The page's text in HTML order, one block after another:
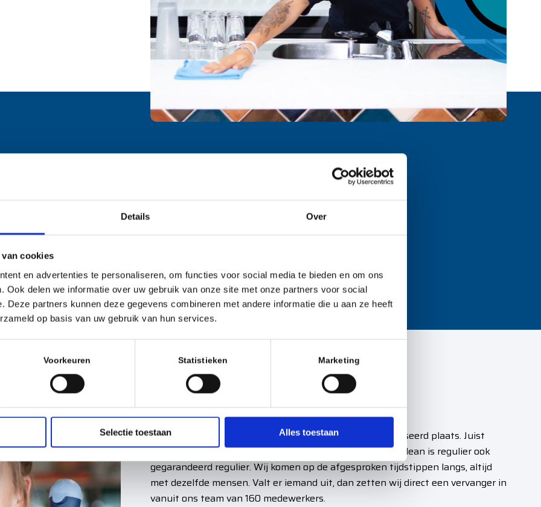
Details Over
van cookies
en advertenties te personaliseren, om functies voor social media te bieden en om ons
Ook delen we informatie over uw gebruik van onze site met onze partners voor social
Deze partners kunnen deze gegevens combineren met andere informatie die u aan ze heeft
op basis van uw gebruik van hun services.
Voorkeuren Statistieken Marketing
Selectie toestaan Alles toestaan
Vraag een proefopdracht aan
085 – 060 26 23
U wilt ons nooit meer kwijt!
Reguliere schoonmaak
Reguliere schoonmaak vindt regelmatig en gestandaardiseerd plaats. Juist
daar gaat het bij veel schoonmaakbedrijven mis. Bij 12B Clean is regulier ook
gegarandeerd regulier. Wij komen op de afgesproken tijdstippen langs, altijd
met dezelfde mensen. Valt er iemand uit, dan zetten wij direct een vervanger in
vanuit ons team van 160 medewerkers.